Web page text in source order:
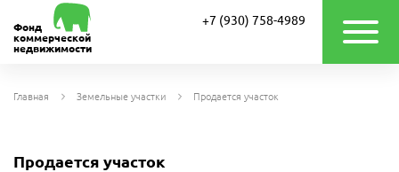
Фонд
коммерческой
недвижимости
+7 (930) 758-4989
Главная Земельные участки Продается участок
Продается участок